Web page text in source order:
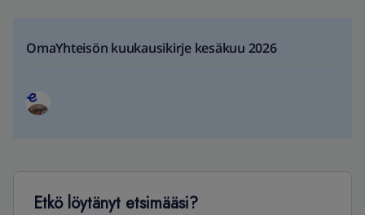
OmaYhteisön kuukausikirje kesäkuu 2026
Etkö löytänyt etsimääsi?